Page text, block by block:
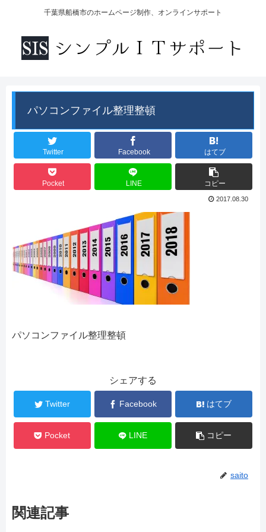
千葉県船橋市のホームページ制作、オンラインサポート
パソコンファイル整理整頓
Twitter Facebook はてブ
Pocket LINE コピー
2017.08.30
パソコンファイル整理整頓
シェアする
Twitter Facebook はてブ
Pocket LINE コピー
saito
関連記事